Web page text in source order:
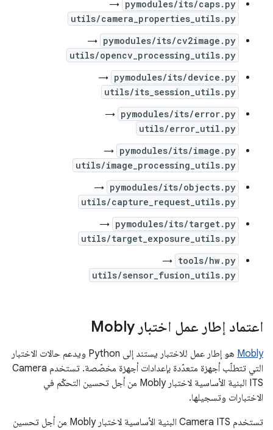
pymodules/its/caps.py
→
utils/camera_properties_utils.py
pymodules/its/cv2image.py
→
utils/opencv_processing_utils.py
pymodules/its/device.py
→
utils/its_session_utils.py
pymodules/its/error.py
→
utils/error_util.py
pymodules/its/image.py
→
utils/image_processing_utils.py
pymodules/its/objects.py
→
utils/capture_request_utils.py
pymodules/its/target.py
→
utils/target_exposure_utils.py
tools/hw.py
→
utils/sensor_fusion_utils.py
اعتماد إطار عمل اختبار Mobly
Mobly
هو إطار عمل للاختبار يستند إلى Python ويدعم حالات الاختبار
التي تتطلّب أجهزة متعدّدة بإعدادات أجهزة مخصّصة. تستخدم Camera
ITS البنية الأساسية لاختبار Mobly من أجل تحسين التحكّم في
الاختبارات وتسجيلها.
تستخدم Camera ITS البنية الأساسية لاختبار Mobly من أجل تحسين